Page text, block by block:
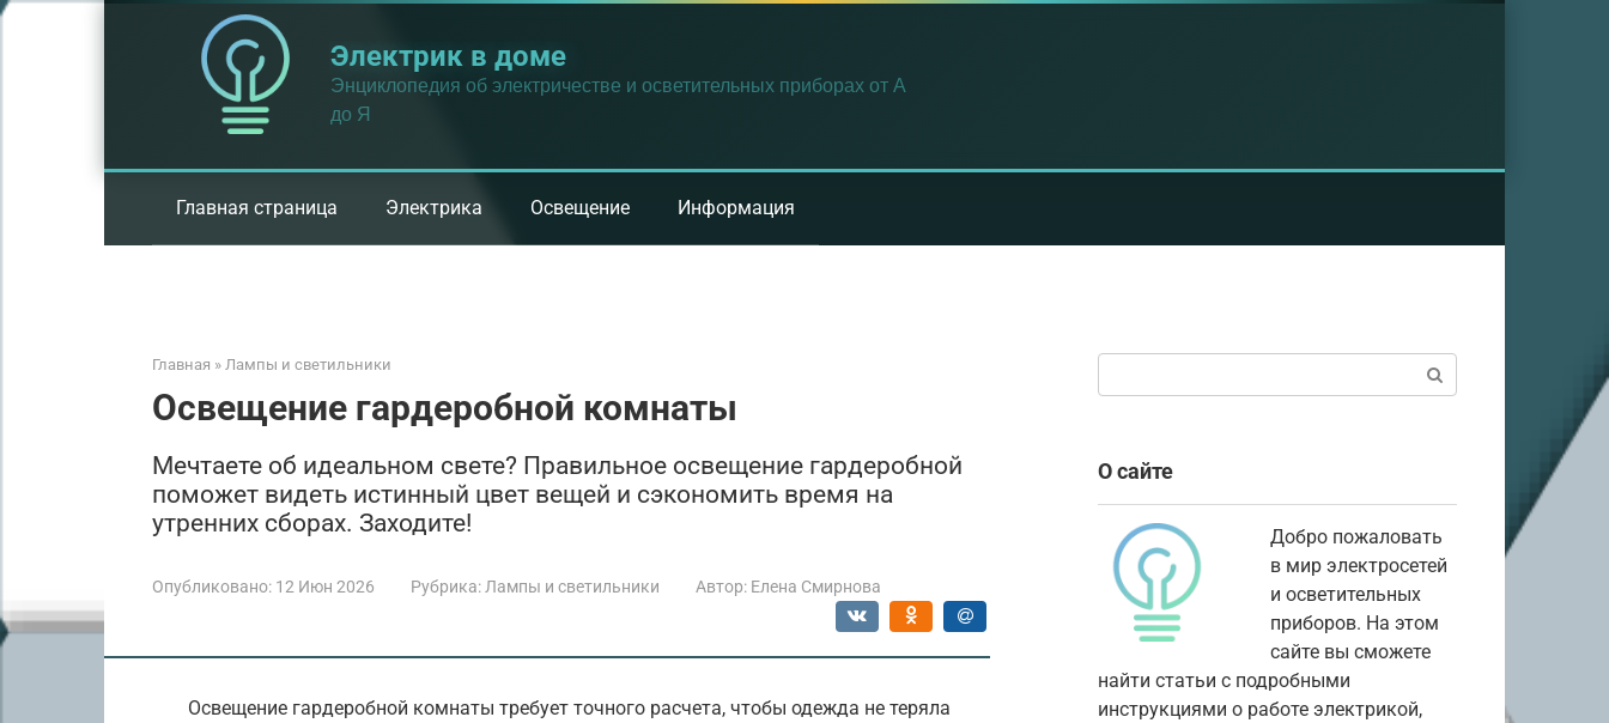
Перейти
Электрик в доме
Энциклопедия об электричестве и осветительных приборах от А
до Я
Главная страница Электрика Освещение Информация
Главная » Лампы и светильники
Освещение гардеробной комнаты
Мечтаете об идеальном свете? Правильное освещение гардеробной
поможет видеть истинный цвет вещей и сэкономить время на
утренних сборах. Заходите!
Опубликовано: 12 Июн 2026 Рубрика: Лампы и светильники Автор: Елена Смирнова
Освещение гардеробной комнаты требует точного расчета, чтобы одежда не теряла
О сайте
Добро пожаловать
в мир электросетей
и осветительных
приборов. На этом
сайте вы сможете
найти статьи с подробными
инструкциями о работе электрикой,